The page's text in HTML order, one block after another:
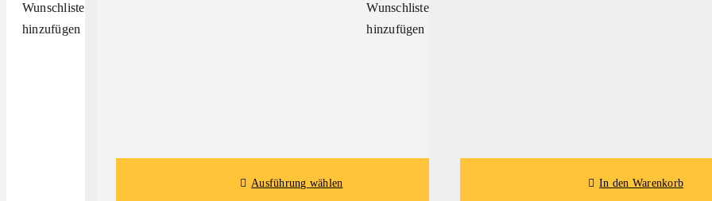
Wunschliste
hinzufügen
Ausführung wählen
Wunschliste
hinzufügen
In den Warenkorb